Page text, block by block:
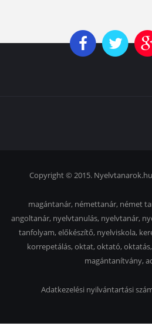
Copyright © 2015.
magántanár, némettanár, német
angoltanár, nyelvtanulás, nyelvtanár,
tanfolyam, előkészítő, nyelviskola,
korrepetálás, oktat, oktató,
magántanítvány,
Adatkezelési nyilvántartási